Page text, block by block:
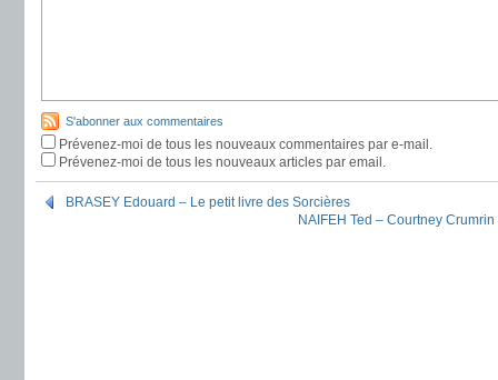
S'abonner aux commentaires
Prévenez-moi de tous les nouveaux commentaires par e-mail.
Prévenez-moi de tous les nouveaux articles par email.
BRASEY Edouard – Le petit livre des Sorcières
NAIFEH Ted – Courtney